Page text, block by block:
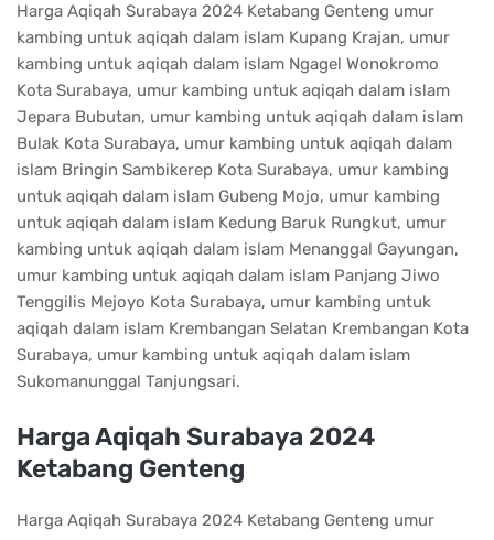
Harga Aqiqah Surabaya 2024 Ketabang Genteng umur
kambing untuk aqiqah dalam islam Kupang Krajan, umur
kambing untuk aqiqah dalam islam Ngagel Wonokromo
Kota Surabaya, umur kambing untuk aqiqah dalam islam
Jepara Bubutan, umur kambing untuk aqiqah dalam islam
Bulak Kota Surabaya, umur kambing untuk aqiqah dalam
islam Bringin Sambikerep Kota Surabaya, umur kambing
untuk aqiqah dalam islam Gubeng Mojo, umur kambing
untuk aqiqah dalam islam Kedung Baruk Rungkut, umur
kambing untuk aqiqah dalam islam Menanggal Gayungan,
umur kambing untuk aqiqah dalam islam Panjang Jiwo
Tenggilis Mejoyo Kota Surabaya, umur kambing untuk
aqiqah dalam islam Krembangan Selatan Krembangan Kota
Surabaya, umur kambing untuk aqiqah dalam islam
Sukomanunggal Tanjungsari.
Harga Aqiqah Surabaya 2024
Ketabang Genteng
Harga Aqiqah Surabaya 2024 Ketabang Genteng umur